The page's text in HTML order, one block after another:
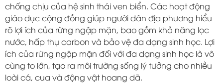
chống chịu của hệ sinh thái ven biển. Các hoạt động
giáo dục cộng đồng giúp người dân địa phương hiểu
rõ lợi ích của rừng ngập mặn, bao gồm khả năng lọc
nước, hấp thụ carbon và bảo vệ đa dạng sinh học. Lợi
ích của rừng ngập mặn đối với đa dạng sinh học là vô
cùng to lớn, tạo ra môi trường sống lý tưởng cho nhiều
loài cá, cua và động vật hoang dã.